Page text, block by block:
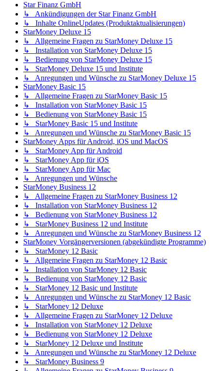
Star Finanz GmbH
↳ Ankündigungen der Star Finanz GmbH
↳ Inhalte OnlineUpdates (Produktaktualisierungen)
StarMoney Deluxe 15
↳ Allgemeine Fragen zu StarMoney Deluxe 15
↳ Installation von StarMoney Deluxe 15
↳ Bedienung von StarMoney Deluxe 15
↳ StarMoney Deluxe 15 und Institute
↳ Anregungen und Wünsche zu StarMoney Deluxe 15
StarMoney Basic 15
↳ Allgemeine Fragen zu StarMoney Basic 15
↳ Installation von StarMoney Basic 15
↳ Bedienung von StarMoney Basic 15
↳ StarMoney Basic 15 und Institute
↳ Anregungen und Wünsche zu StarMoney Basic 15
StarMoney Apps für Android, iOS und MacOS
↳ StarMoney App für Android
↳ StarMoney App für iOS
↳ StarMoney App für Mac
↳ Anregungen und Wünsche
StarMoney Business 12
↳ Allgemeine Fragen zu StarMoney Business 12
↳ Installation von StarMoney Business 12
↳ Bedienung von StarMoney Business 12
↳ StarMoney Business 12 und Institute
↳ Anregungen und Wünsche zu StarMoney Business 12
StarMoney Vorgängerversionen (abgekündigte Programme)
↳ StarMoney 12 Basic
↳ Allgemeine Fragen zu StarMoney 12 Basic
↳ Installation von StarMoney 12 Basic
↳ Bedienung von StarMoney 12 Basic
↳ StarMoney 12 Basic und Institute
↳ Anregungen und Wünsche zu StarMoney 12 Basic
↳ StarMoney 12 Deluxe
↳ Allgemeine Fragen zu StarMoney 12 Deluxe
↳ Installation von StarMoney 12 Deluxe
↳ Bedienung von StarMoney 12 Deluxe
↳ StarMoney 12 Deluxe und Institute
↳ Anregungen und Wünsche zu StarMoney 12 Deluxe
↳ StarMoney Business 9